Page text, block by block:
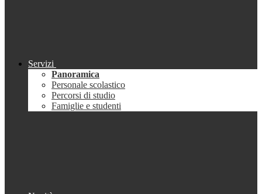
Servizi
Panoramica
Personale scolastico
Percorsi di studio
Famiglie e studenti